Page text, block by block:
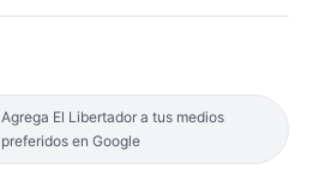
Agrega El Libertador a tus medios
preferidos en Google